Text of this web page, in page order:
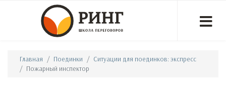
Главная Поединки
Ситуации для поединков: экспресс
Пожарный инспектор